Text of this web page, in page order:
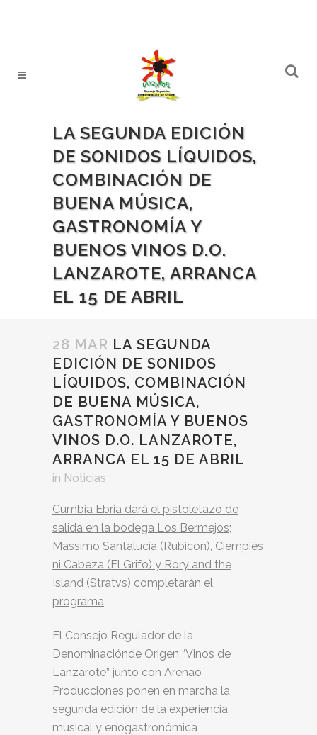
LA SEGUNDA EDICIÓN
DE SONIDOS LÍQUIDOS,
COMBINACIÓN DE
BUENA MÚSICA,
GASTRONOMÍA Y
BUENOS VINOS D.O.
LANZAROTE, ARRANCA
EL 15 DE ABRIL
28 MAR LA SEGUNDA
EDICIÓN DE SONIDOS
LÍQUIDOS, COMBINACIÓN
DE BUENA MÚSICA,
GASTRONOMÍA Y BUENOS
VINOS D.O. LANZAROTE,
ARRANCA EL 15 DE ABRIL
in Noticias
Cumbia Ebria dará el pistoletazo de
salida en la bodega Los Bermejos;
Massimo Santalucía (Rubicón), Ciempiés
ni Cabeza (El Grifo) y Rory and the
Island (Stratvs) completarán el
programa
El Consejo Regulador de la
Denominaciónde Origen “Vinos de
Lanzarote” junto con Arenao
Producciones ponen en marcha la
segunda edición de la experiencia
musical y enogastronómica